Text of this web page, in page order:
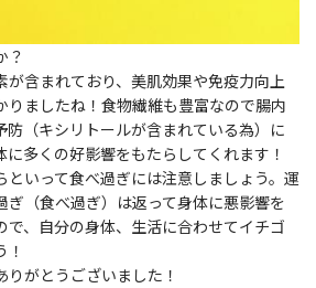
？
が含まれており、美肌効果や免疫力向上
りましたね！食物繊維も豊富なので腸内
防（キシリトールが含まれている為）に
多くの好影響をもたらしてくれます！
といって食べ過ぎには注意しましょう。運
ぎ（食べ過ぎ）は返って身体に悪影響を
で、自分の身体、生活に合わせてイチゴ
がとうございました！